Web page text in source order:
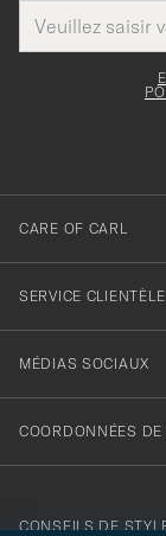
de
courrier
Merci
pour
CARE OF CARL
SERVICE CLIENTÈLE
MÉDIAS SOCIAUX
COORDONNÉES DE
CONSEILS DE